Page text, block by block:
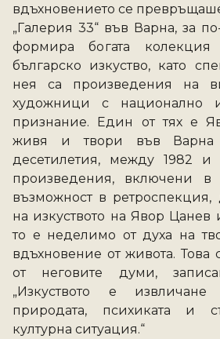
вдъхновението се
„Галерия 33“ във Варна, за
формира богата
българско изкуство, като
нея са произведения на
художници с национално
признание. Един от тях е
живя и твори във Варна
десетилетия, между 1982
произведения, включени в
възможност в ретроспекция,
на изкуството на Явор Цанев
то е неделимо от духа на
вдъхновение от живота. Това
от неговите думи,
„Изкуството е
природата, психиката и
културна ситуация.“